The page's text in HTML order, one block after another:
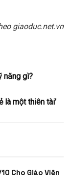
giaoduc.net.vn
năng gì?
là một thiên tài’
Cho Giáo Viên